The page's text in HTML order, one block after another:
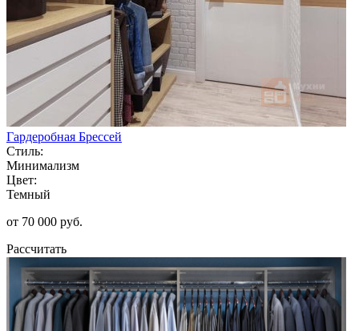
Гардеробная Брессей
Стиль:
Минимализм
Цвет:
Темный
от 70 000 руб.
Рассчитать